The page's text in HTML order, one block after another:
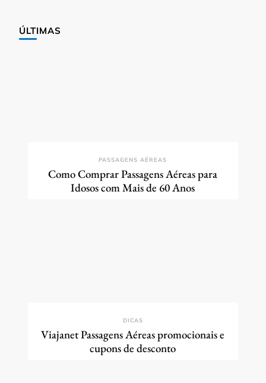
ÚLTIMAS
PASSAGENS AÉREAS
Como Comprar Passagens Aéreas para
Idosos com Mais de 60 Anos
DICAS
Viajanet Passagens Aéreas promocionais e
cupons de desconto